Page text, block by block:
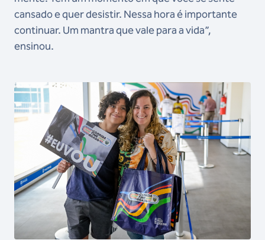
cansado e quer desistir. Nessa hora é importante
continuar. Um mantra que vale para a vida”,
ensinou.